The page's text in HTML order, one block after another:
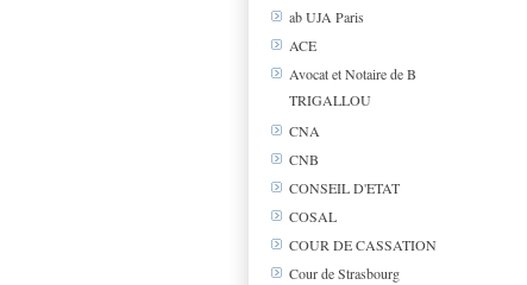
ab UJA Paris
ACE
Avocat et Notaire de B
TRIGALLOU
CNA
CNB
CONSEIL D'ETAT
COSAL
COUR DE CASSATION
Cour de Strasbourg